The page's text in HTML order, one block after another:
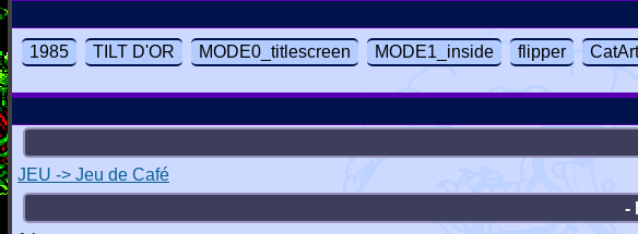
1985 TILT D'OR MODE0_titlescreen MODE1_inside flipper CatArt
JEU -> Jeu de Café
-